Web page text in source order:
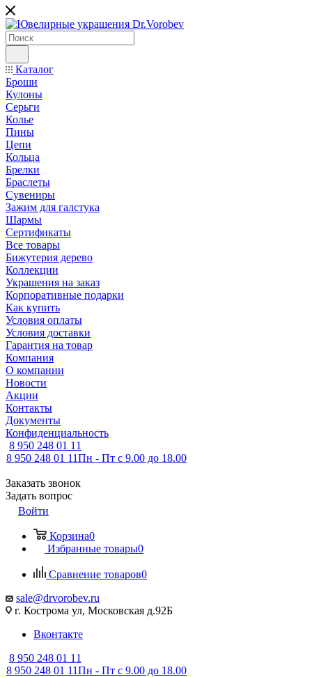
Каталог
Броши
Кулоны
Серьги
Колье
Пины
Цепи
Кольца
Брелки
Браслеты
Сувениры
Зажим для галстука
Шармы
Сертификаты
Все товары
Бижутерия дерево
Коллекции
Украшения на заказ
Корпоративные подарки
Как купить
Условия оплаты
Условия доставки
Гарантия на товар
Компания
О компании
Новости
Акции
Контакты
Документы
Конфиденциальность
8 950 248 01 11
8 950 248 01 11Пн - Пт с 9.00 до 18.00
Заказать звонок
Задать вопрос
Войти
Корзина0
Избранные товары0
Сравнение товаров0
sale@drvorobev.ru
г. Кострома ул, Московская д.92Б
Вконтакте
8 950 248 01 11
8 950 248 01 11Пн - Пт с 9.00 до 18.00